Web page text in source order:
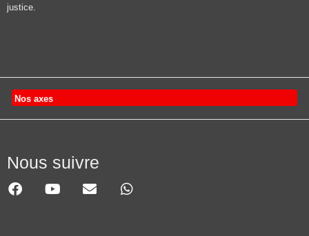
justice.
Nos axes
Nous suivre